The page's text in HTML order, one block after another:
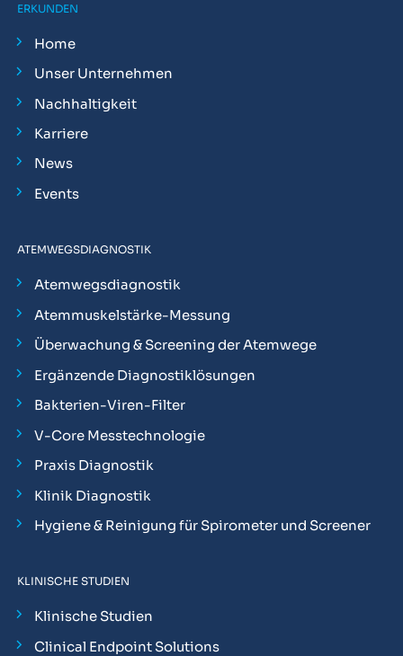
ERKUNDEN
Home
Unser Unternehmen
Nachhaltigkeit
Karriere
News
Events
ATEMWEGSDIAGNOSTIK
Atemwegsdiagnostik
Atemmuskelstärke-Messung
Überwachung & Screening der Atemwege
Ergänzende Diagnostiklösungen
Bakterien-Viren-Filter
V-Core Messtechnologie
Praxis Diagnostik
Klinik Diagnostik
Hygiene & Reinigung für Spirometer und Screener
KLINISCHE STUDIEN
Klinische Studien
Clinical Endpoint Solutions